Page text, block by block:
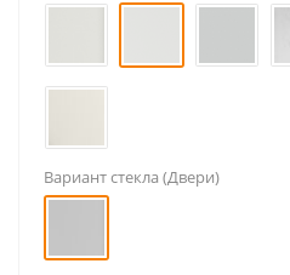
Вариант стекла (Двери)